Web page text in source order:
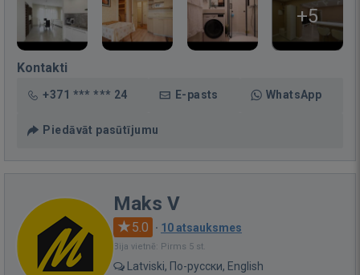
+5
Kontakti
+371 *** *** 24 E-pasts WhatsApp
Piedāvāt pasūtījumu
Maks V
5.0 · 10 atsauksmes
Bija vietnē: Pirms 5 st.
Latviski, По-русски, English